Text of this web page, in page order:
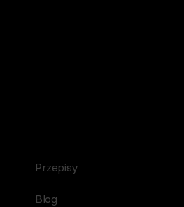
Przepisy
Blog